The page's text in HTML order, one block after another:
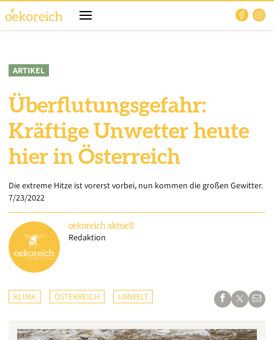
ARTIKEL
Überflutungsgefahr:
Kräftige Unwetter heute
hier in Österreich
Die extreme Hitze ist vorerst vorbei, nun kommen die großen Gewitter.
7/23/2022
oekoreich aktuell
Redaktion
KLIMA ÖSTERREICH UMWELT